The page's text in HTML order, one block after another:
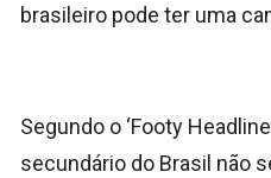
brasileiro pode ter uma
Segundo o ‘Footy
secundário do Brasil não